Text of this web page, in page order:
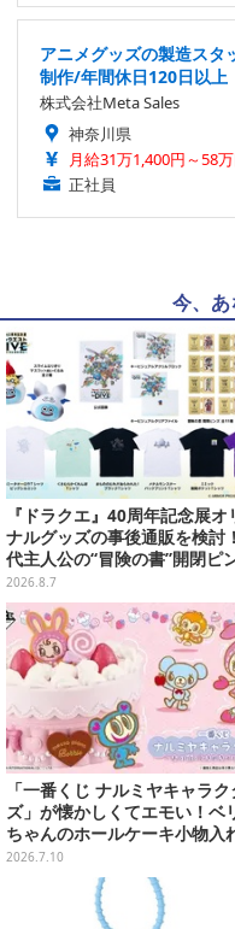
アニメグッズの製造ス
制作/年間休日120日以上
株式会社Meta Sales
神奈川県
月給31万1,400円～58
正社員
今、
『ドラクエ』40周年記念展オ
ナルグッズの事後通販を検討
代主人公の“冒険の書”開閉ピ
をはじめ、ユニークなＴシャ
雑貨など
2026.8.7
「一番くじ ナルミヤキャラ
ズ」が懐かしくてエモい！ベ
ちゃんのホールケーキ小物入
ナカムラくんのマスコットな
ラインナップ公開
2026.7.10